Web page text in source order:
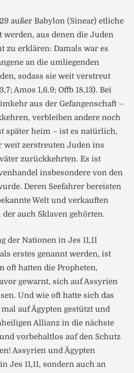
außer Babylon (Sinear) etliche
werden, aus denen die Juden
zu erklären: Damals war es
an die umliegenden
sodass sie weit verstreut
Amos 1,6.9; Offb 18,13). Bei
aus der Gefangenschaft –
verbleiben andere noch
später heim – ist es natürlich,
weit zerstreuten Juden ins
zurückkehrten. Es ist
insbesondere von den
Deren Seefahrer bereisten
Welt und verkauften
der auch Sklaven gehörten.
der Nationen in Jes 11,11
erstes genannt werden, ist
oft hatten die Propheten,
gewarnt, sich auf Assyrien
Und wie oft hatte sich das
auf Ägypten gestützt und
Allianz in die nächste
vorbehaltlos auf den Schutz
Assyrien und Ägypten
Jes 11,11, sondern auch an